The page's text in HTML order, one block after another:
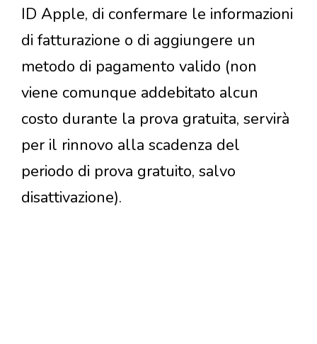
ID Apple, di confermare le informazioni
di fatturazione o di aggiungere un
metodo di pagamento valido (non
viene comunque addebitato alcun
costo durante la prova gratuita, servirà
per il rinnovo alla scadenza del
periodo di prova gratuito, salvo
disattivazione).